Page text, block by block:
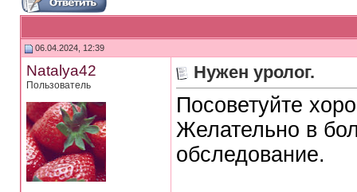
06.04.2024, 12:39
Natalya42
Пользователь
Нужен уролог.
Посоветуйте
Желательно в
обследование.